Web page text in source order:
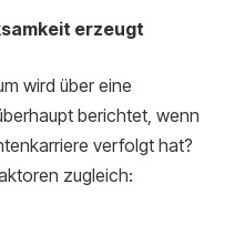
erzeugt
wird über eine
berichtet, wenn
verfolgt hat?
zugleich: